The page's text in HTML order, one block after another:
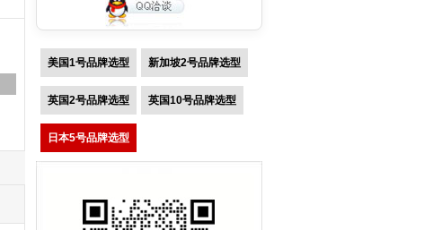
美国1号品牌选型 新加坡2号品牌选型
英国2号品牌选型 英国10号品牌选型
日本5号品牌选型